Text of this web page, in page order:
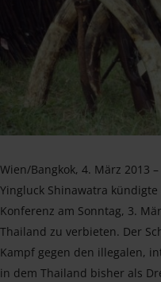
Wien/Bangkok, 4. März 2013
Yingluck Shinawatra kündigte
Konferenz am Sonntag, 3.
Thailand zu verbieten. Der
Kampf gegen den illegalen,
in dem Thailand bisher als